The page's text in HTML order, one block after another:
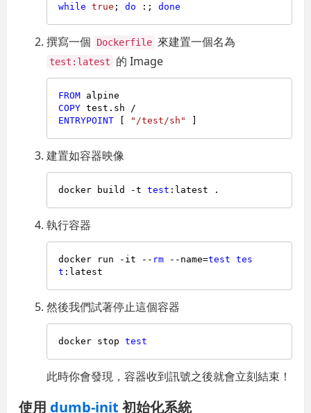
while
true ; do :; done
撰寫一個 Dockerfile 來建置一個名為
test:latest 的 Image
FROM
COPY test.sh /
ENTRYPOINT [ "/test/sh" ]
建置如容器映像
docker build -t test
執行容器
docker run -it -- rm --name=test
tes
t
然後我們試著停止這個容器
docker stop test
此時你會發現，容器收到訊號之後就會立刻結束！
使用 dumb-init 初始化系統